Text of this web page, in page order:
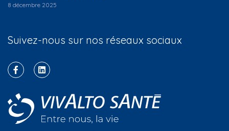
8 décembre 2025
Suivez-nous sur nos réseaux sociaux